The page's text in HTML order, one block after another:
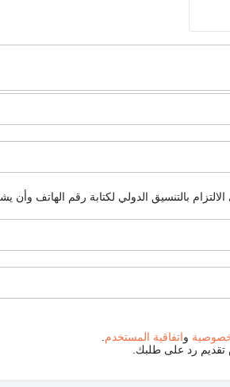
بالتنسيق الدولي لكتابة رقم الهاتف وأن
واتفاقية المستخدم
تقديم رد على طلبك.